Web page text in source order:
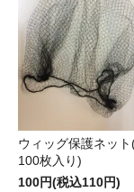
ウィッグ保護ネット
100枚入り)
100円(税込110円)